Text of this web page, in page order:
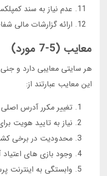
عدم نیاز به سند
ارائه گزارشات مالی
معایب (5-7 مورد)
هر سایتی معایبی دارد و
این معایب عبارتند از:
تغییر مکرر آدرس اصلی
نیاز به تایید هویت
محدودیت در برخی
وجود بازی های اعتیاد
وابستگی به اینترنت